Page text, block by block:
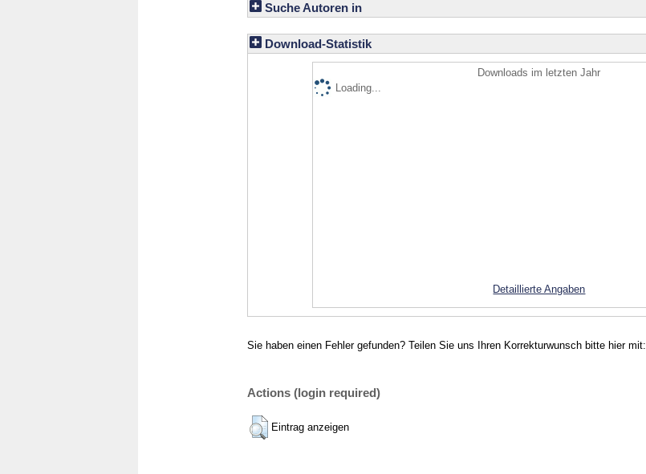
Suche Autoren in
Download-Statistik
Downloads im letzten Jahr
Loading...
Detaillierte Angaben
Sie haben einen Fehler gefunden? Teilen Sie uns Ihren Korrekturwunsch bitte hier mit:
Actions (login required)
Eintrag anzeigen